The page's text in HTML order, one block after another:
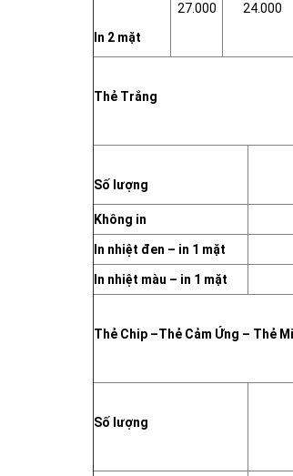
In 2 mặt
27.000 24.000
Thẻ Trắng
Số lượng
Không in
In nhiệt đen – in 1 mặt
In nhiệt màu – in 1 mặt
Thẻ Chip –Thẻ Cảm Ứng – Thẻ
Số lượng